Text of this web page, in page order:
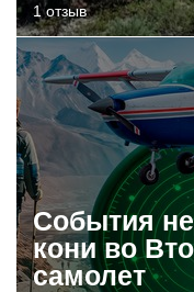
1 отзыв
События
кони во
самолет